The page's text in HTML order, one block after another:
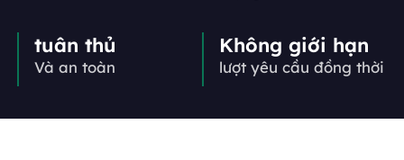
tuân thủ
Và an toàn
Không giới hạn
lượt yêu cầu đồng thời